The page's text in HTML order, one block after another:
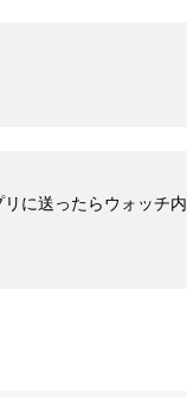
に送ったらウォッチ内